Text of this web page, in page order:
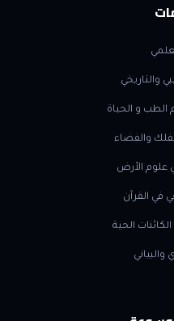
والتاريخي
الطب و الحياة
والفضاء
علوم الأرض
في القرآن
الحية
والبياني